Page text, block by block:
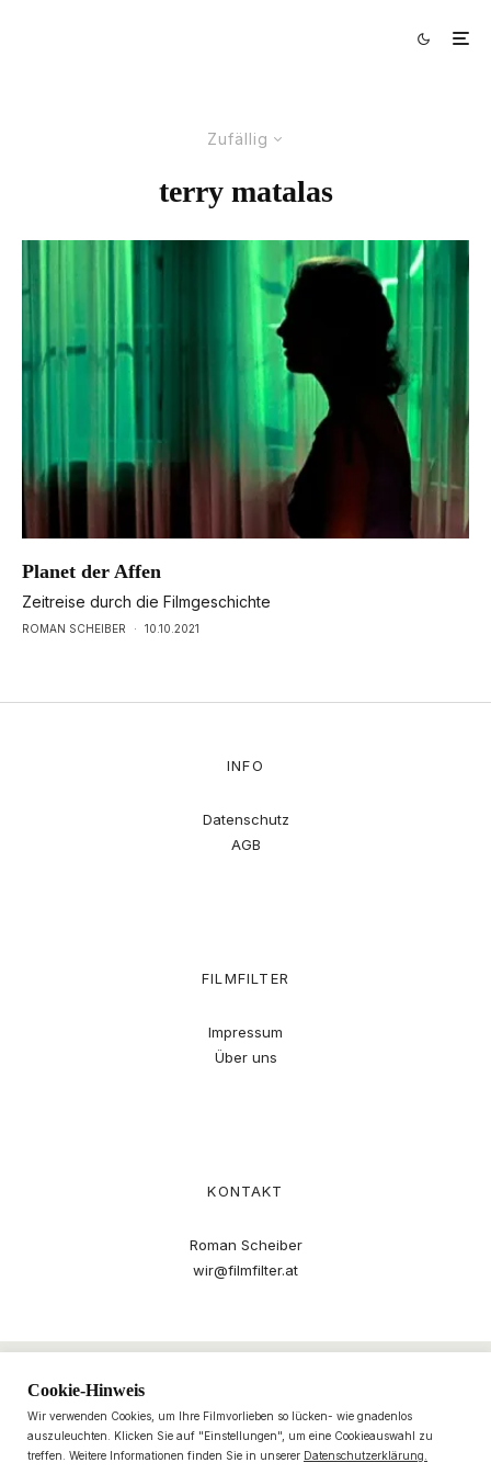
Zufällig
terry matalas
Planet der Affen
Zeitreise durch die Filmgeschichte
ROMAN SCHEIBER · 10.10.2021
INFO
Datenschutz
AGB
FILMFILTER
Impressum
Über uns
KONTAKT
Roman Scheiber
wir@filmfilter.at
Cookie-Hinweis
Wir verwenden Cookies, um Ihre Filmvorlieben so lücken- wie gnadenlos
auszuleuchten. Klicken Sie auf "Einstellungen", um eine Cookieauswahl zu
treffen. Weitere Informationen finden Sie in unserer Datenschutzerklärung.